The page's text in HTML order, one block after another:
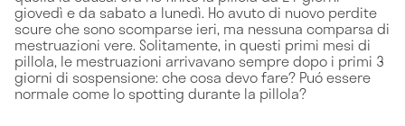
giovedì e da sabato a lunedì. Ho avuto di nuovo perdite
scure che sono scomparse ieri, ma nessuna comparsa di
mestruazioni vere. Solitamente, in questi primi mesi di
pillola, le mestruazioni arrivavano sempre dopo i primi 3
giorni di sospensione: che cosa devo fare? Puó essere
normale come lo spotting durante la pillola?